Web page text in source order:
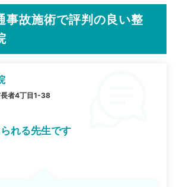
事故施術で評判の良い整
長者4丁目1-38
れる先生です